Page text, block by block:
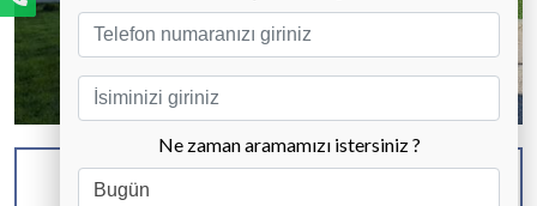
Tüm Fotoğrafları Göster
Ne zaman aramamızı istersiniz ?